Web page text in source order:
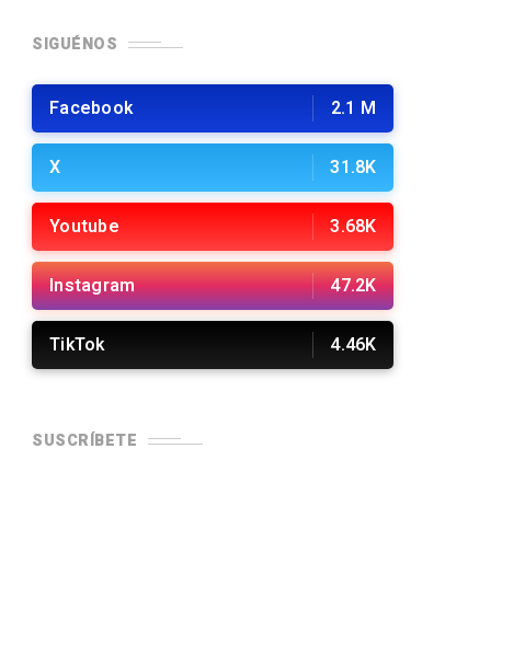
SIGUÉNOS
Facebook 2.1 M
X 31.8K
Youtube 3.68K
Instagram 47.2K
TikTok 4.46K
SUSCRÍBETE